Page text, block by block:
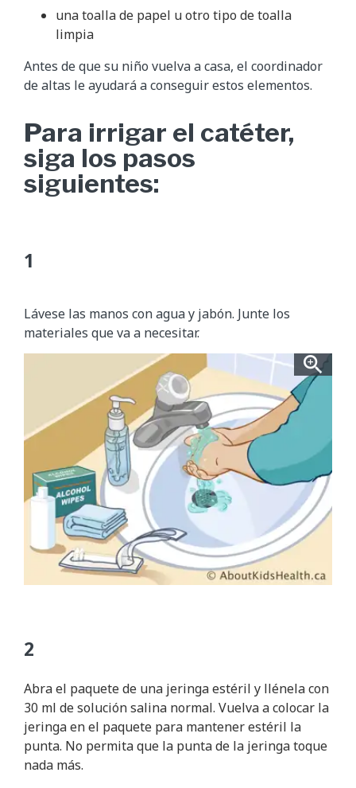
una toalla de papel u otro tipo de toalla
limpia
Antes de que su niño vuelva a casa, el coordinador
de altas le ayudará a conseguir estos elementos.
Para irrigar el catéter,
siga los pasos
siguientes:
Lávese las manos con agua y jabón. Junte los
materiales que va a necesitar.
Abra el paquete de una jeringa estéril y llénela con
30 ml de solución salina normal. Vuelva a colocar la
jeringa en el paquete para mantener estéril la
punta. No permita que la punta de la jeringa toque
nada más.